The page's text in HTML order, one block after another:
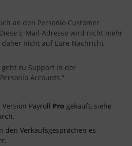
an den Personio Customer
E-Mail-Adresse wird nicht mehr
nicht auf Eure Nachricht
geht zu Support in der
Accounts.”
Payroll Pro gekauft, siehe
den Verkaufsgesprächen es